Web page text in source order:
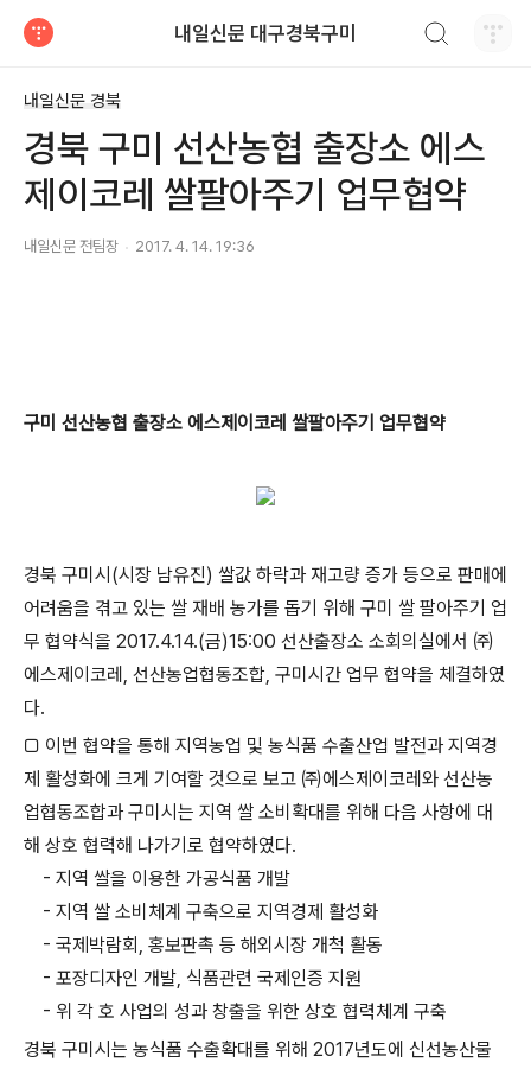
내일신문 대구경북구미
내일신문 경북
경북 구미 선산농협 출장소 에스
제이코레 쌀팔아주기 업무협약
내일신문 전팀장 2017. 4. 14. 19:36
구미 선산농협 출장소 에스제이코레 쌀팔아주기 업무협약
경북 구미시(시장 남유진) 쌀값 하락과 재고량 증가 등으로 판매에
어려움을 겪고 있는 쌀 재배 농가를 돕기 위해 구미 쌀 팔아주기 업
무 협약식을 2017.4.14.(금)15:00 선산출장소 소회의실에서 ㈜
에스제이코레, 선산농업협동조합, 구미시간 업무 협약을 체결하였
다.
□ 이번 협약을 통해 지역농업 및 농식품 수출산업 발전과 지역경
제 활성화에 크게 기여할 것으로 보고 ㈜에스제이코레와 선산농
업협동조합과 구미시는 지역 쌀 소비확대를 위해 다음 사항에 대
해 상호 협력해 나가기로 협약하였다.
- 지역 쌀을 이용한 가공식품 개발
- 지역 쌀 소비체계 구축으로 지역경제 활성화
- 국제박람회, 홍보판촉 등 해외시장 개척 활동
- 포장디자인 개발, 식품관련 국제인증 지원
- 위 각 호 사업의 성과 창출을 위한 상호 협력체계 구축
경북 구미시는 농식품 수출확대를 위해 2017년도에 신선농산물